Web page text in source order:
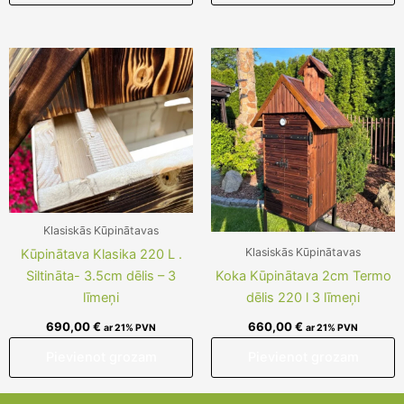
Klasiskās Kūpinātavas
Kūpinātava Klasika 220 L .
Siltināta- 3.5cm dēlis – 3
līmeņi
690,00€ ar 21% PVN
Klasiskās Kūpinātavas
Koka Kūpinātava 2cm Termo
dēlis 220 l 3 līmeņi
660,00€ ar 21% PVN